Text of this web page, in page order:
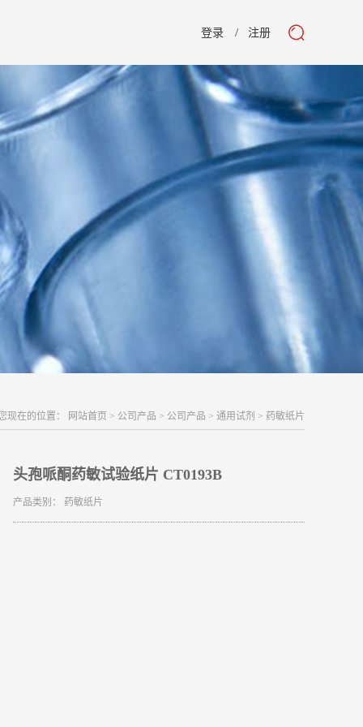
登录 注册
现在的位置： 网站首页 > 公司产品 > 公司产品 > 通用试剂 > 药敏纸片
头孢哌酮药敏试验纸片 CT0193B
产品类别： 药敏纸片